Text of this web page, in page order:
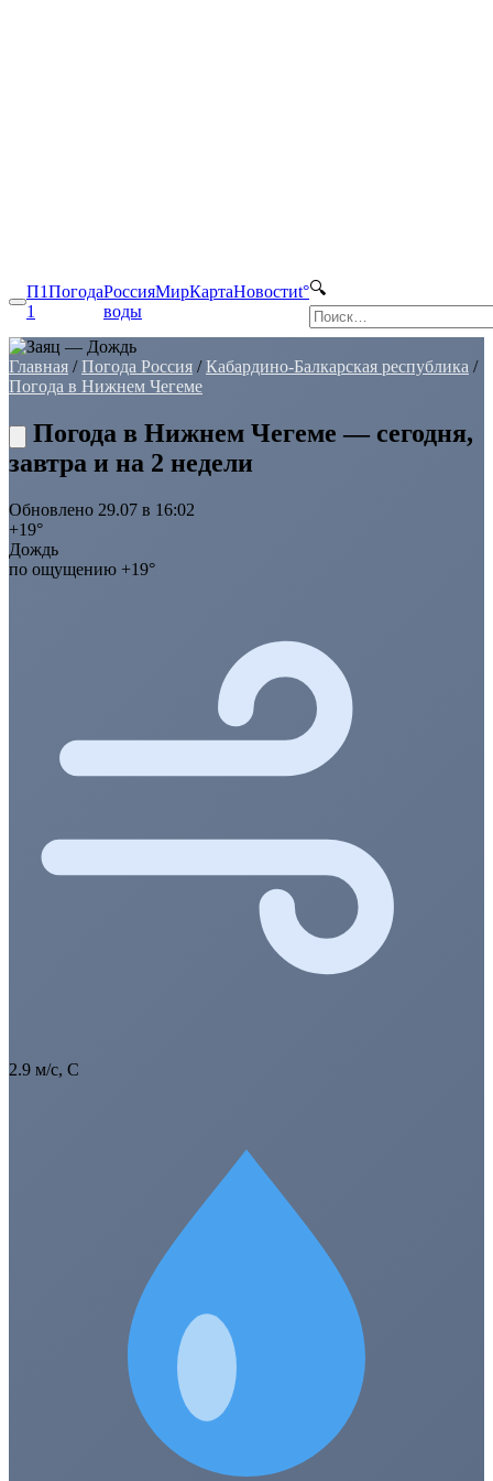
П1Погода
1
РоссияМирКартаНовостиt°
воды
🔍
Главная /Погода Россия /Кабардино-Балкарская республика /
Погода в Нижнем Чегеме
Погода в Нижнем Чегеме — сегодня,
завтра и на 2 недели
Обновлено 29.07 в 16:02
+19°
Дождь
по ощущению +19°
2.9 м/с, С